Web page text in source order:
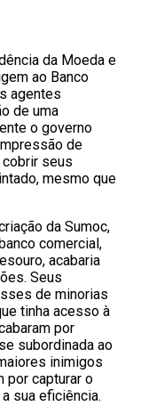
da Moeda e
ao Banco
agentes
de uma
o governo
de
seus
mesmo que
da Sumoc,
comercial,
acabaria
Seus
de minorias
tinha acesso à
por
subordinada ao
inimigos
por capturar o
sua eficiência.